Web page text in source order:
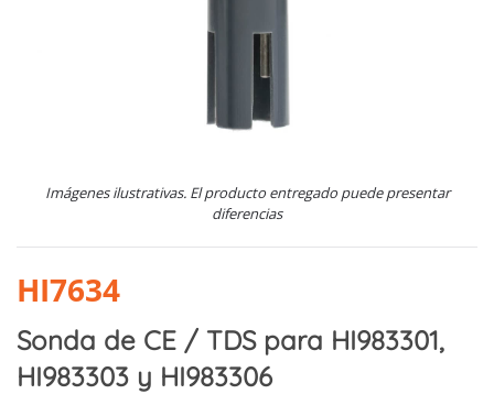
Imágenes ilustrativas. El producto entregado puede presentar
diferencias
HI7634
Sonda de CE / TDS para HI983301,
HI983303 y HI983306